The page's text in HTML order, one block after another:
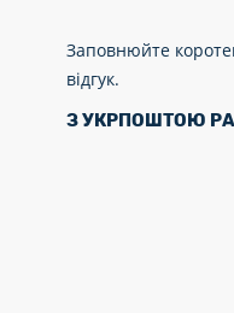
Заповнюйте
відгук.
З УКРПОШТОЮ